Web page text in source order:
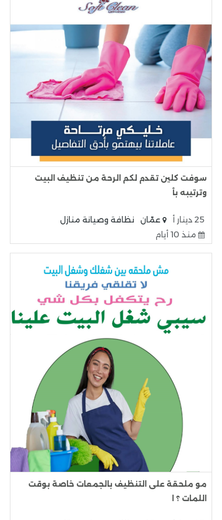
سوفت كلين تقدم لكم الرحة من تنظيف البيت
وترتيبه بأ
25 دينار أ عمّان
نظافة وصيانة منازل
منذ 10 أيام
مو ملحقة على التنظيف بالجمعات خاصة بوقت
اللمات ؟ ا